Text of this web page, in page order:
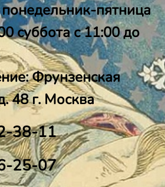
пятница
суббота с 11:00 до
Фрунзенская
48 г. Москва
38-11
25-07